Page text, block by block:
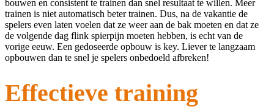
bouwen en consistent te trainen dan snel resultaat te willen. Meer
trainen is niet automatisch beter trainen. Dus, na de vakantie de
spelers even laten voelen dat ze weer aan de bak moeten en dat ze
de volgende dag flink spierpijn moeten hebben, is echt van de
vorige eeuw. Een gedoseerde opbouw is key. Liever te langzaam
opbouwen dan te snel je spelers onbedoeld afbreken!
Effectieve training